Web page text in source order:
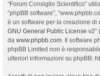
“Forum Consiglio Scientifico”
“phpBB software”,
è un software per la creazione di
GNU General Public License v2”
da www.phpbb.com. Il software
phpBB Limited non è
ulteriori informazioni su phpBB: